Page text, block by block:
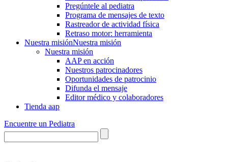
Pregúntele al pediatra
Programa de mensajes de texto
Rastre​​ador de activida​d física
Retraso motor: herramienta
Nuestra misiónNuestra misión
Nuestra misión
AAP en acción
Nuestros patrocinadores
Oportunidades de patrocinio
Difunda el mensaje
Editor médico y colaboradores
Tienda aap
Encuentre un Pediatra